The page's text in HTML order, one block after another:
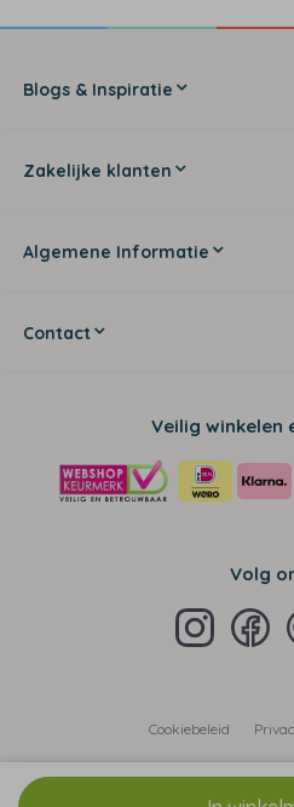
Blogs & Inspiratie
Zakelijke klanten
Algemene Informatie
Contact
Veilig winkelen
Volg
Cookiebeleid
Algemene